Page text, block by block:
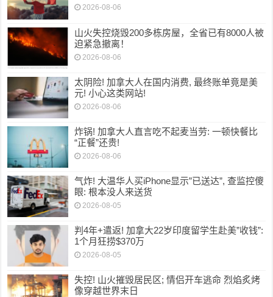
2026-08-06
山火失控烧毁200多栋房屋，全省已有8000人被
迫紧急撤离！
2026-08-06
太阴险! 加拿大人在国内消费, 最终账单竟是美
元! 小心这类网站!
2026-08-06
炸锅! 加拿大人直言吃不起麦当劳: 一顿快餐比
“正餐”还贵!
2026-08-06
气炸! 大温华人买iPhone显示”已送达”, 查监控傻
眼: 根本没人来送货
2026-08-05
判4年+遣返! 加拿大22岁印度留学生赴美”收钱”:
1个月狂捞$370万
2026-08-05
失控! 山火摧毁居民区; 情侣开车逃命 烈焰炙烤
像穿越世界末日